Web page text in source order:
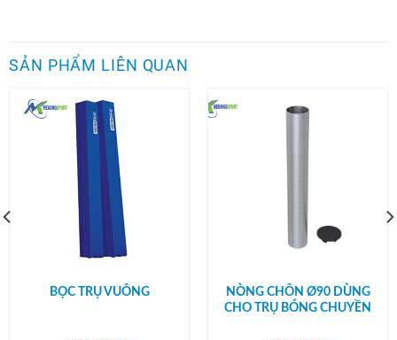
SẢN PHẨM LIÊN QUAN
BỌC TRỤ VUÔNG
NÒNG CHÔN Ø90 DÙNG
CHO TRỤ BÓNG CHUYỀN